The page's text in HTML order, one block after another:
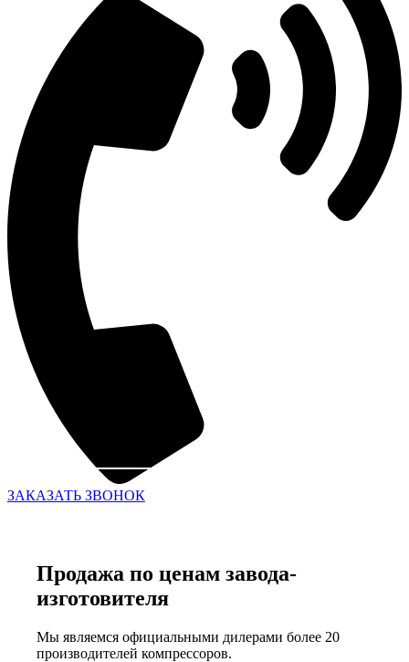
ЗАКАЗАТЬ ЗВОНОК
Продажа по ценам завода-
изготовителя
Мы являемся официальными дилерами более 20
производителей компрессоров.